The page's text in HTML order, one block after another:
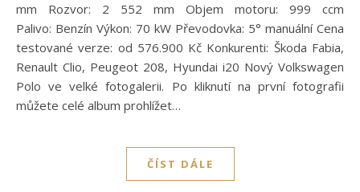
mm Rozvor: 2 552 mm Objem motoru: 999 ccm
Palivo: Benzín Výkon: 70 kW Převodovka: 5° manuální Cena
testované verze: od 576.900 Kč Konkurenti: Škoda Fabia,
Renault Clio, Peugeot 208, Hyundai i20 Nový Volkswagen
Polo ve velké fotogalerii. Po kliknutí na první fotografii
můžete celé album prohlížet…
ČÍST DÁLE